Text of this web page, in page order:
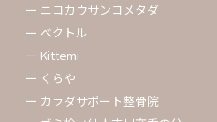
ー ニコカウサンコメタダ
ー ベクトル
ー Kittemi
ー くらや
ー カラダサポート整骨院